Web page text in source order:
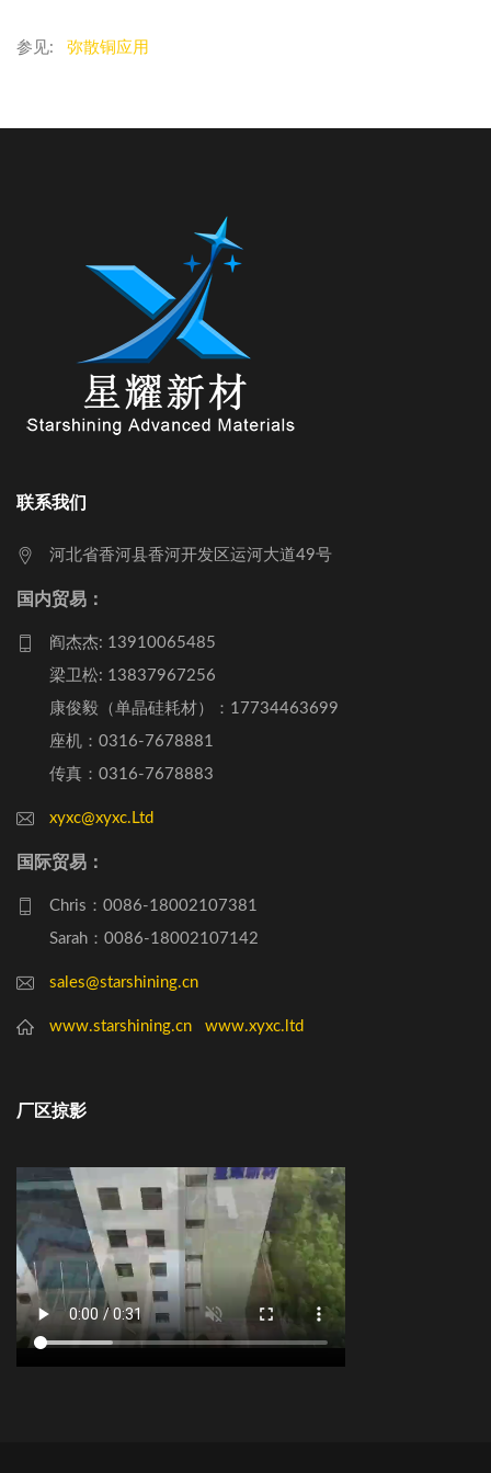
参见: 弥散铜应用
联系我们
河北省香河县香河开发区运河大道49号
国内贸易：
阎杰杰: 13910065485
梁卫松: 13837967256
康俊毅（单晶硅耗材）：17734463699
座机：0316-7678881
传真：0316-7678883
xyxc@xyxc.Ltd
国际贸易：
Chris：0086-18002107381
Sarah：0086-18002107142
sales@starshining.cn
www.starshining.cn www.xyxc.ltd
厂区掠影